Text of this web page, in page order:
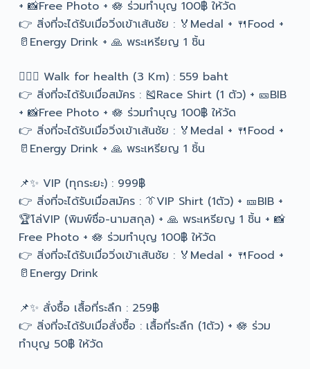
+ 📸Free Photo + 🪷 ร่วมทำบุญ 100฿ ให้วัด
👉 สิ่งที่จะได้รับเมื่อวิ่งเข้าเส้นชัย : 🏅Medal + 🍴Food +
🥛Energy Drink + 🙏 พระเหรียญ 1 ชิ้น
🚶🏻‍♀️ Walk for health (3 Km) : 559 baht
👉 สิ่งที่จะได้รับเมื่อสมัคร : 🎽Race Shirt (1 ตัว) + 🎫BIB
+ 📸Free Photo + 🪷 ร่วมทำบุญ 100฿ ให้วัด
👉 สิ่งที่จะได้รับเมื่อวิ่งเข้าเส้นชัย : 🏅Medal + 🍴Food +
🥛Energy Drink + 🙏 พระเหรียญ 1 ชิ้น
📌✨ VIP (ทุกระยะ) : 999฿
👉 สิ่งที่จะได้รับเมื่อสมัคร : 👔VIP Shirt (1ตัว) + 🎫BIB +
🏆โล่VIP (พิมพ์ชื่อ-นามสกุล) + 🙏 พระเหรียญ 1 ชิ้น + 📸
Free Photo + 🪷 ร่วมทำบุญ 100฿ ให้วัด
👉 สิ่งที่จะได้รับเมื่อวิ่งเข้าเส้นชัย : 🏅Medal + 🍴Food +
🥛Energy Drink
📌✨ สั่งซื้อ เสื้อที่ระลึก : 259฿
👉 สิ่งที่จะได้รับเมื่อสั่งซื้อ : เสื้อที่ระลึก (1ตัว) + 🪷 ร่วม
ทำบุญ 50฿ ให้วัด